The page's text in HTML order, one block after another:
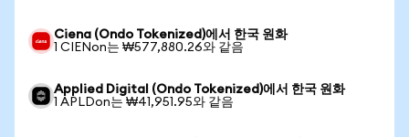
Ciena (Ondo Tokenized)에서 한국 원화
1 CIENon는 ₩577,880.26와 같음
Applied Digital (Ondo Tokenized)에서 한국 원화
1 APLDon는 ₩41,951.95와 같음